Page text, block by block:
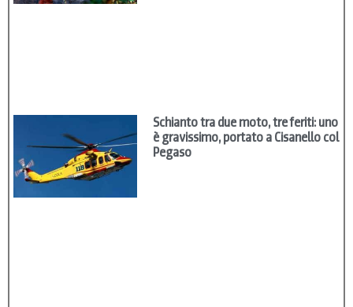
Schianto tra due moto, tre feriti: uno
è gravissimo, portato a Cisanello col
Pegaso